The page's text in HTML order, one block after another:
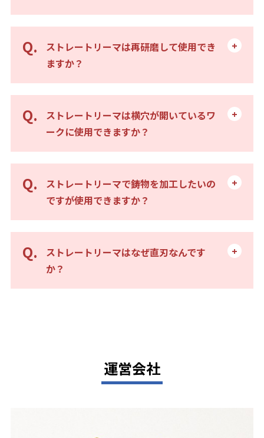
ストレートリーマは再研磨して使用でき
ますか？
ストレートリーマは横穴が開いているワ
ークに使用できますか？
ストレートリーマで鋳物を加工したいの
ですが使用できますか？
ストレートリーマはなぜ直刃なんです
か？
運営会社